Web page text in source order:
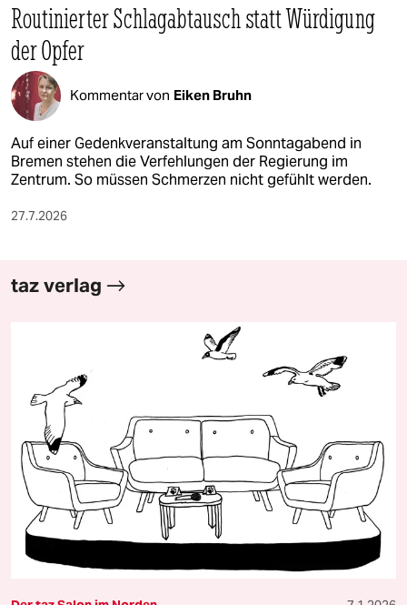
Routinierter Schlagabtausch statt Würdigung
der Opfer
Kommentar von Eiken Bruhn
Auf einer Gedenkveranstaltung am Sonntagabend in
Bremen stehen die Verfehlungen der Regierung im
Zentrum. So müssen Schmerzen nicht gefühlt werden.
27.7.2026
taz verlag